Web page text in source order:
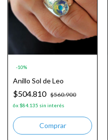
-10%
Anillo Sol de Leo
$504.810 $560.900
6x $84.135 sin interés